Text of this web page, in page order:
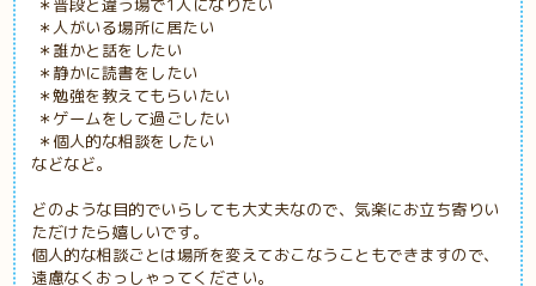
＊普段と違う場で1人になりたい
＊人がいる場所に居たい
＊誰かと話をしたい
＊静かに読書をしたい
＊勉強を教えてもらいたい
＊ゲームをして過ごしたい
＊個人的な相談をしたい
などなど。
どのような目的でいらしても大丈夫なので、気楽にお立ち寄りい
ただけたら嬉しいです。
個人的な相談ごとは場所を変えておこなうこともできますので、
遠慮なくおっしゃってください。